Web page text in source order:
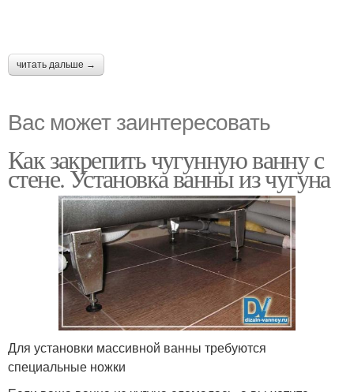
читать дальше →
Вас может заинтересовать
Как закрепить чугунную ванну с
стене. Установка ванны из чугуна
Для установки массивной ванны требуются
специальные ножки